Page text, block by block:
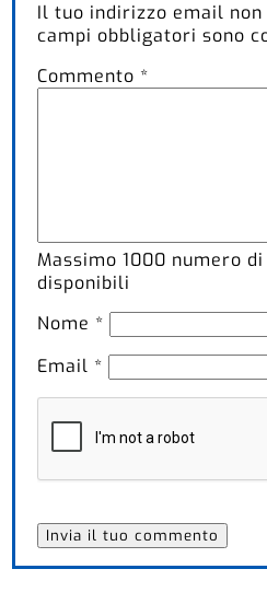
Il tuo indirizzo email
campi obbligatori sono
Commento *
Massimo1000 numero
disponibili
Nome *
Email *